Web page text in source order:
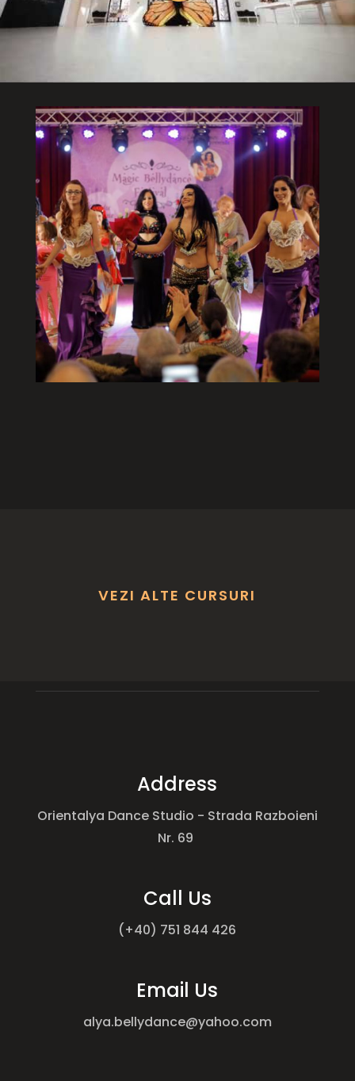
VEZI ALTE CURSURI
Address
Orientalya Dance Studio - Strada Razboieni
Nr. 69
Call Us
(+40) 751 844 426
Email Us
alya.bellydance@yahoo.com